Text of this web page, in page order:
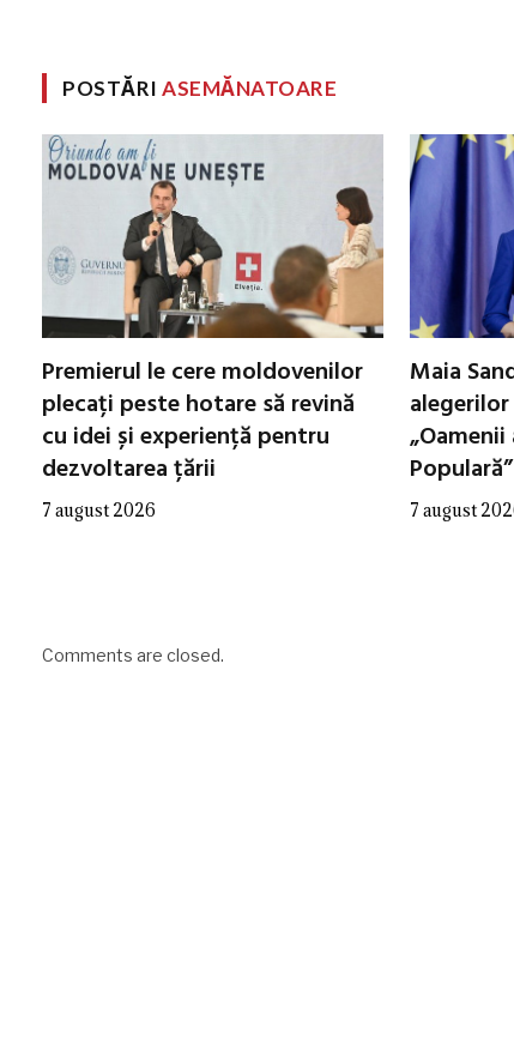
POSTĂRIASEMĂNATOARE
Premierul le cere moldovenilor
plecați peste hotare să revină
cu idei și experiență pentru
dezvoltarea țării
7 august 2026
Maia
Populară”
7 august
Comments are closed.